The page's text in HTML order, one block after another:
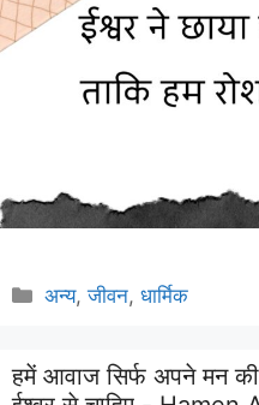
Categories
अन्य,जीवन,धार्मिक
हमें आवाज सिर्फ अपने मन की